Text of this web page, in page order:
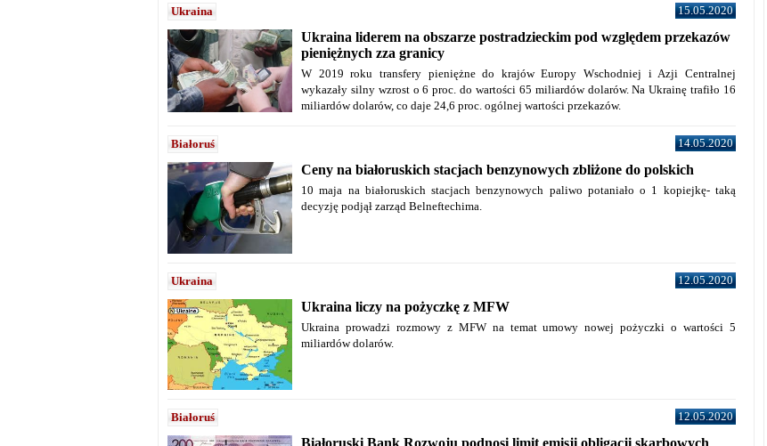
Ukraina 15.05.2020
Ukraina liderem na obszarze postradzieckim pod względem przekazów
pieniężnych zza granicy
W 2019 roku transfery pieniężne do krajów Europy Wschodniej i Azji Centralnej
wykazały silny wzrost o 6 proc. do wartości 65 miliardów dolarów. Na Ukrainę trafiło 16
miliardów dolarów, co daje 24,6 proc. ogólnej wartości przekazów.
Białoruś 14.05.2020
Ceny na białoruskich stacjach benzynowych zbliżone do polskich
10 maja na białoruskich stacjach benzynowych paliwo potaniało o 1 kopiejkę- taką
decyzję podjął zarząd Belneftechima.
Ukraina 12.05.2020
Ukraina liczy na pożyczkę z MFW
Ukraina prowadzi rozmowy z MFW na temat umowy nowej pożyczki o wartości 5
miliardów dolarów.
Białoruś 12.05.2020